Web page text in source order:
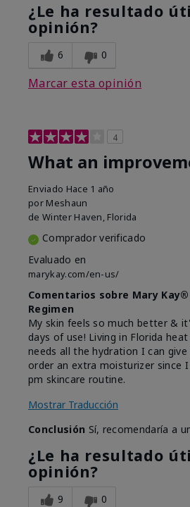
¿Le ha resultado
opinión?
6 0
Marcar esta opinión
4
What an
Enviado Hace 1 año
por Meshaun
de Winter Haven, Florida
Comprador verificado
Evaluado en
marykay.com/en-us/
Comentarios sobre Mary
Regimen
My skin feels so much better &
days of use! Living in Florida
needs all the hydration I can
order an extra moisturizer since
pm skincare routine.
Mostrar Traducción
Conclusión Sí, recomendaría a
¿Le ha resultado
opinión?
9 0